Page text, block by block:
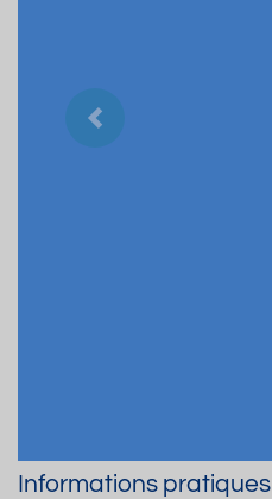
Précedent
Informations pratiques